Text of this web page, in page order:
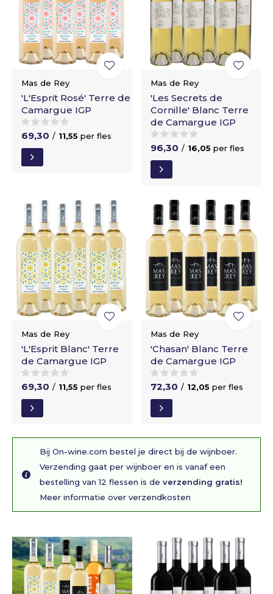
Mas de Rey
'L'Esprit Rosé' Terre de
Camargue IGP
69,30 / 11,55 per fles
Mas de Rey
'Les Secrets de
Cornille' Blanc Terre
de Camargue IGP
96,30 / 16,05 per fles
Mas de Rey
'L'Esprit Blanc' Terre
de Camargue IGP
69,30 / 11,55 per fles
Mas de Rey
'Chasan' Blanc Terre
de Camargue IGP
72,30 / 12,05 per fles
Bij On-wine.com bestel je direct bij de wijnboer.
Verzending gaat per wijnboer en is vanaf een
bestelling van 12 flessen is de verzending gratis!
Meer informatie over verzendkosten